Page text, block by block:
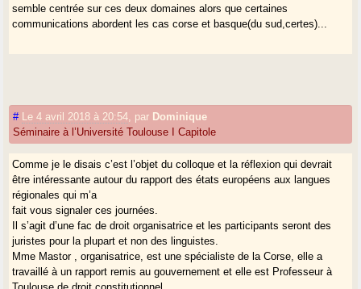
semble centrée sur ces deux domaines alors que certaines
communications abordent les cas corse et basque(du sud,certes)...
# Le 4 avril 2018 à 20:54 par Dominique
Séminaire à l’Université Toulouse I Capitole
Comme je le disais c’est l’objet du colloque et la réflexion qui devrait
être intéressante autour du rapport des états européens aux langues
régionales qui m’a
fait vous signaler ces journées.
Il s’agit d’une fac de droit organisatrice et les participants seront des
juristes pour la plupart et non des linguistes.
Mme Mastor , organisatrice, est une spécialiste de la Corse, elle a
travaillé à un rapport remis au gouvernement et elle est Professeur à